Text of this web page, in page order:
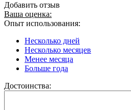
Добавить отзыв
Ваша оценка:
Опыт использования:
Несколько дней
Несколько месяцев
Менее месяца
Больше года
Достоинства: